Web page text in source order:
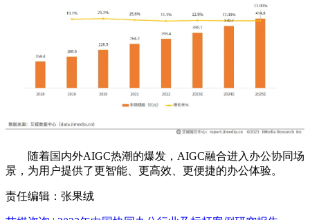
随着国内外AIGC热潮的爆发，AIGC融合进入办公协同场
景，为用户提供了更智能、更高效、更便捷的办公体验。
责任编辑：张果绒